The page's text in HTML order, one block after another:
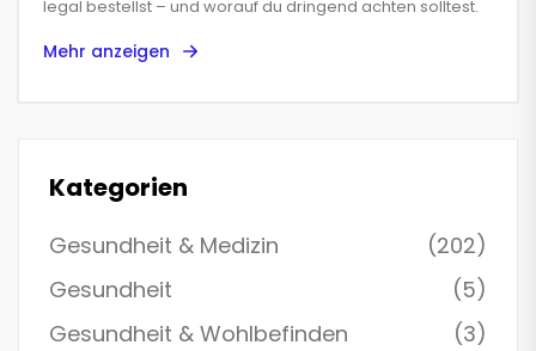
legal bestellst – und worauf du dringend achten solltest.
Mehr anzeigen
Kategorien
Gesundheit & Medizin
(202)
Gesundheit
(5)
Gesundheit & Wohlbefinden
(3)